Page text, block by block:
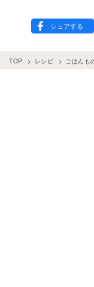
TOP レシピ ごはんも